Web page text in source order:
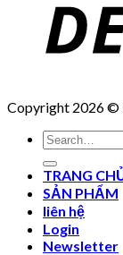
Copyright 2026 ©
Search
for:
TRANG
SẢN PHẨM
liên hệ
Login
Newsletter